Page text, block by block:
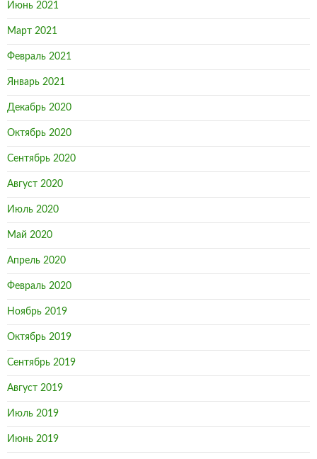
Июнь 2021
Март 2021
Февраль 2021
Январь 2021
Декабрь 2020
Октябрь 2020
Сентябрь 2020
Август 2020
Июль 2020
Май 2020
Апрель 2020
Февраль 2020
Ноябрь 2019
Октябрь 2019
Сентябрь 2019
Август 2019
Июль 2019
Июнь 2019